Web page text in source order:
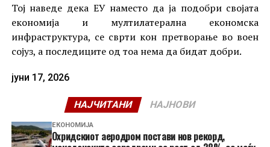
Тој наведе дека ЕУ наместо да ја подобри својата
економија и мултилатерална економска
инфраструктура, се сврти кон претворање во воен
сојуз, а последиците од тоа нема да бидат добри.
јуни 17, 2026
НАЈЧИТАНИ НАЈНОВИ
ЕКОНОМИЈА
Охридскиот аеродром постави нов рекорд,